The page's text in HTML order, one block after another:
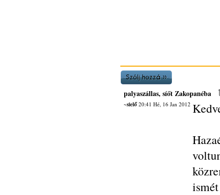
palyaszállas, síőt Zakopanéba
~sielő20:41 Hé, 16 Jan 2012